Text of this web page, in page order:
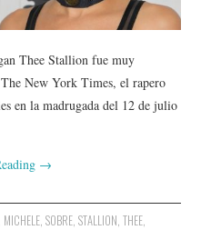
Thee Stallion fue muy
New York Times, el rapero
en la madrugada del 12 de julio
→
MICHELE, SOBRE, STALLION, THEE,